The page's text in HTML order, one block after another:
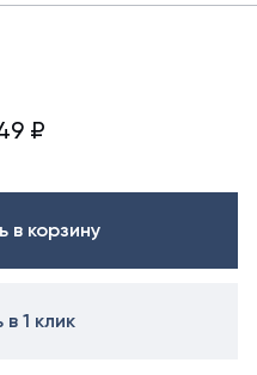
₽
в корзину
в 1 клик